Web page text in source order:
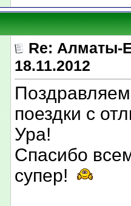
Re: Алматы-
18.11.2012
Поздравляем
поездки с
Ура!
Спасибо
супер!